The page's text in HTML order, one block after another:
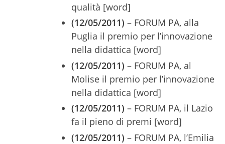
qualità [word]
(12/05/2011) – FORUM PA, alla
Puglia il premio per l’innovazione
nella didattica [word]
(12/05/2011) – FORUM PA, al
Molise il premio per l’innovazione
nella didattica [word]
(12/05/2011) – FORUM PA, il Lazio
fa il pieno di premi [word]
(12/05/2011) – FORUM PA, l’Emilia